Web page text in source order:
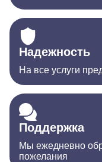
Надежность
На все услуги
Поддержка
Мы ежедневно
пожелания